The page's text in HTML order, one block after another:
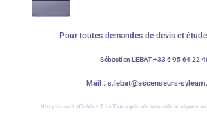
Pour toutes demandes de devis et
Sébastien LEBAT +33 6 95 64 22
Mail : s.lebat@ascenseurs-
Nos prix sont affichés HT, La TVA appliquée sera celle en vigueur